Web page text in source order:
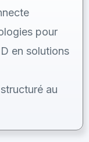
pour
en solutions
au